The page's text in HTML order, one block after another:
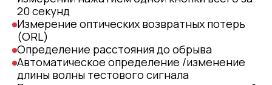
20 секунд
Измерение оптических возвратных потерь
(ORL)
Определение расстояния до обрыва
Автоматическое определение /изменение
длины волны тестового сигнала